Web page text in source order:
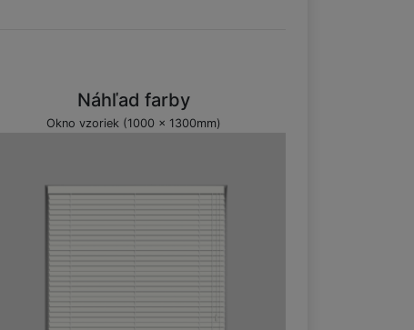
Náhľad farby
Okno vzoriek (1000 x 1300mm)